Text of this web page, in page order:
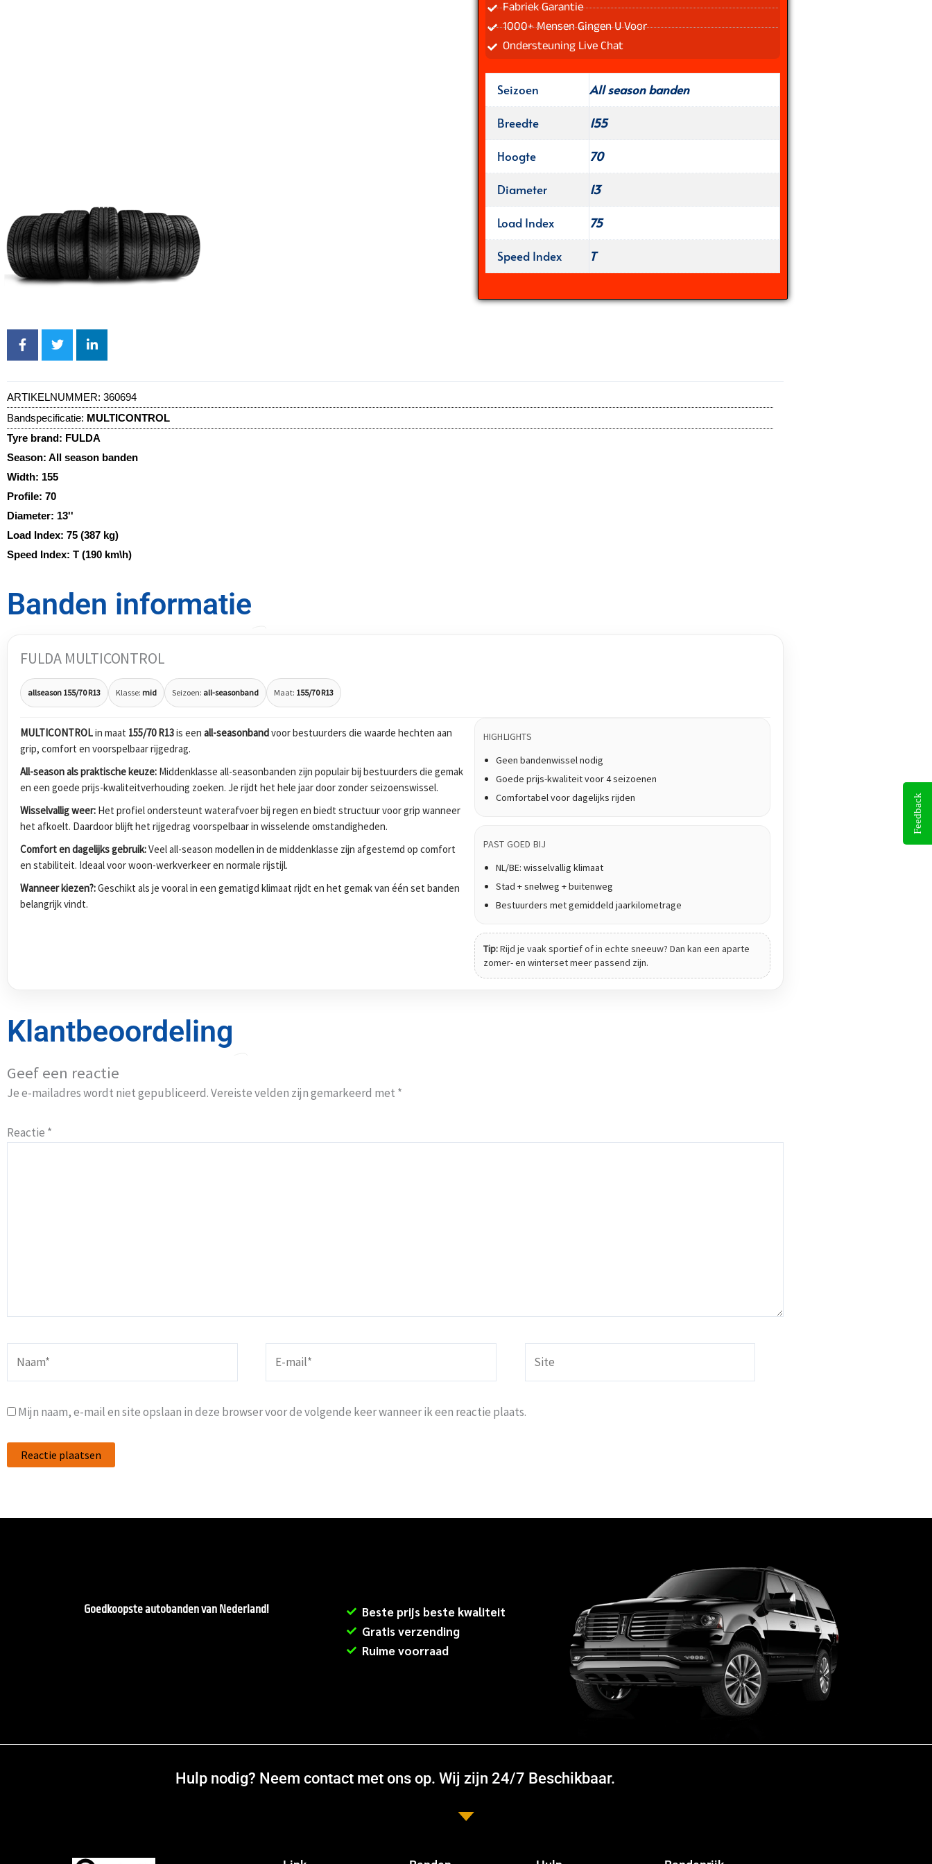
Fabriek Garantie
1000+ Mensen Gingen U Voor
Ondersteuning Live Chat
Seizoen
All season banden
Breedte
155
Hoogte
70
Diameter
13
Load Index
75
Speed Index
T
ARTIKELNUMMER: 360694
Bandspecificatie: MULTICONTROL
Tyre brand: FULDA
Season: All season banden
Width: 155
Profile: 70
Diameter: 13''
Load Index: 75 (387 kg)
Speed Index: T (190 km\h)
Banden informatie
FULDA MULTICONTROL
allseason 155/70 R13 Klasse: mid Seizoen: all-seasonband Maat: 155/70 R13
MULTICONTROLin maat 155/70 R13is een all-seasonbandvoor bestuurders die waarde hechten aan
grip, comfort en voorspelbaar rijgedrag.
All-season als praktische keuze: Middenklasse all-seasonbanden zijn populair bij bestuurders die gemak
en een goede prijs-kwaliteitverhouding zoeken. Je rijdt het hele jaar door zonder seizoenswissel.
Wisselvallig weer: Het profiel ondersteunt waterafvoer bij regen en biedt structuur voor grip wanneer
het afkoelt. Daardoor blijft het rijgedrag voorspelbaar in wisselende omstandigheden.
Comfort en dagelijks gebruik:Veel all-season modellen in de middenklasse zijn afgestemd op comfort
en stabiliteit. Ideaal voor woon-werkverkeer en normale rijstijl.
Wanneer kiezen?:Geschikt als je vooral in een gematigd klimaat rijdt en het gemak van één set banden
belangrijk vindt.
HIGHLIGHTS
Geen bandenwissel nodig
Goede prijs-kwaliteit voor 4 seizoenen
Comfortabel voor dagelijks rijden
PAST GOED BIJ
NL/BE: wisselvallig klimaat
Stad + snelweg + buitenweg
Bestuurders met gemiddeld jaarkilometrage
Tip:Rijd je vaak sportief of in echte sneeuw? Dan kan een aparte
zomer- en winterset meer passend zijn.
Klantbeoordeling
Geef een reactie
Je e-mailadres wordt niet gepubliceerd.Vereiste velden zijn gemarkeerd met *
Reactie *
mail*
Mijn naam, e-mail en site opslaan in deze browser voor de volgende keer wanneer ik een reactie plaats.
Goedkoopste autobanden van Nederland!
Beste prijs beste kwaliteit
Gratis verzending
Ruime voorraad
Hulp nodig? Neem contact met ons op. Wij zijn 24/7 Beschikbaar.
Feedback